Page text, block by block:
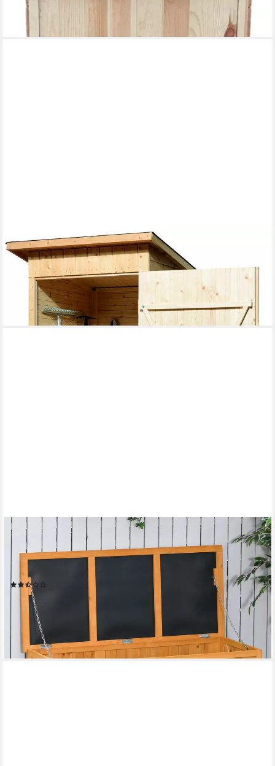
lieferbar in 2 Wochen
WEKA
Geräteschrank Garten-/Terrassenschrank 361 Gr.1 Flachdach,
478,11 €
UVP499,99 €
lieferbar in 5 Wochen
OUTSUNNY
Geräteschrank Aufbewahrungsbox, Gartentruhe,
wetterbeständig, Massivholz (Kissenbox, 1-St., Gartenbox) für
Garten, Balkon, Gelb
139,90 € 254,90 €
-45%
lieferbar - in 2-3 Werktagen bei dir